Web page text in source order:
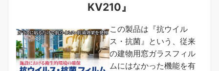
KV210』
この製品は『抗ウイル
ス・抗菌』という、従来
の建物用窓ガラスフィル
ムにはなかった機能を有